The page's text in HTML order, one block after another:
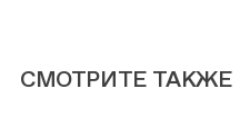
СМОТРИТЕ ТАКЖЕ